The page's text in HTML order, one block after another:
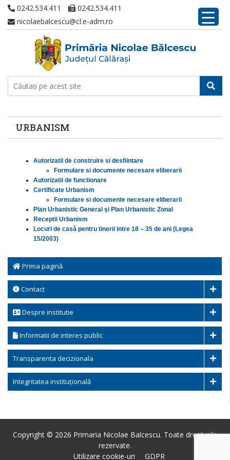
0242.534.411
0242.534.411
nicolaebalcescu@cl.e-adm.ro
URBANISM
Prima pagină
Contact
Despre institutie
Informatii de interes public
Transparenta decizionala
Integritatea instituțională
Autorizatii de construire si desfiintare
Formulare si documente necesare eliberarii
Autorizatii de functionare
Certificate Urbanism
Formulare si documente necesare eliberarii
Plan Urbanistic General și Plan Urbanistic Zonal
Receptii Urbanism
Locuri de casă pentru tinerii intre 18 – 35 de ani (Legea
15/2003)
Copyright © 2026 Primaria Nicolae Balcescu. Toate drepturile
rezervate.
Utilizare cookie-uri
GDPR